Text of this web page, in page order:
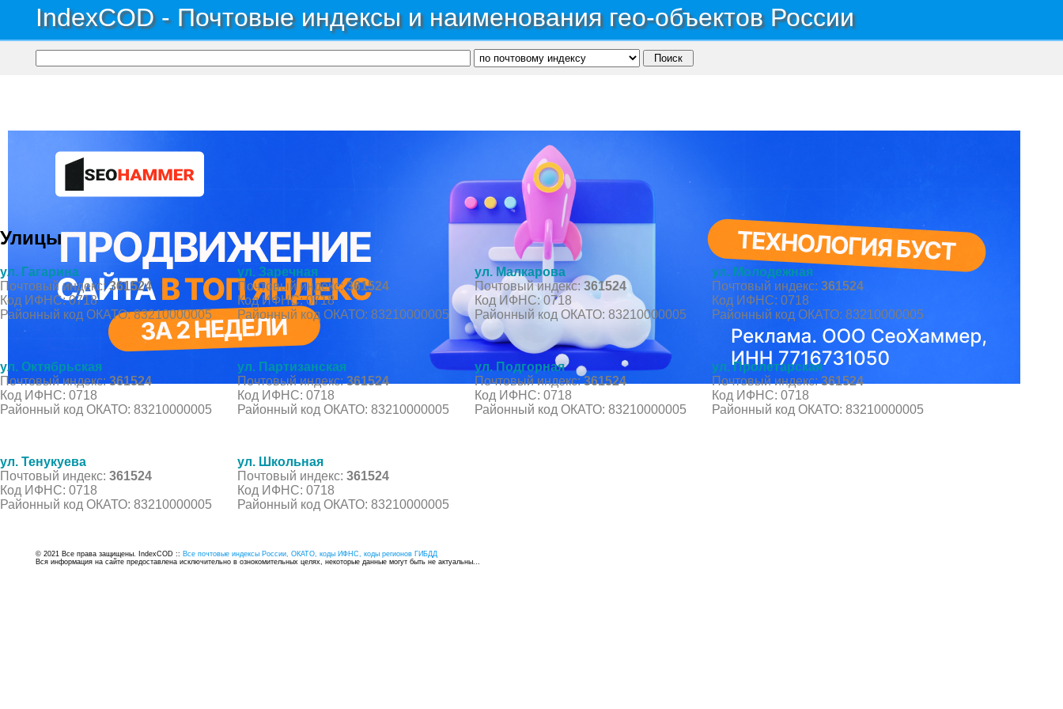
IndexCOD - Почтовые индексы и наименования гео-объектов России
Почтовые индексы России, ОКАТО, коды ИФНС, коды регионов ГИБДД Район Баксанский→
Село Жанхотеко
Улицы
ул. Гагарина
Почтовый индекс:361524
Код ИФНС: 0718
Районный код ОКАТО: 83210000005
ул. Заречная
Почтовый индекс:361524
Код ИФНС: 0718
Районный код ОКАТО: 83210000005
ул. Малкарова
Почтовый индекс: 361524
Код ИФНС: 0718
Районный код ОКАТО: 83210000005
ул. Молодежная
Почтовый индекс: 361524
Код ИФНС: 0718
Районный код ОКАТО: 83210000005
ул. Октябрьская
Почтовый индекс:361524
Код ИФНС: 0718
Районный код ОКАТО: 83210000005
ул. Партизанская
Почтовый индекс:361524
Код ИФНС: 0718
Районный код ОКАТО: 83210000005
ул. Подгорная
Почтовый индекс:361524
Код ИФНС: 0718
Районный код ОКАТО: 83210000005
ул. Пролетарская
Почтовый индекс:361524
Код ИФНС: 0718
Районный код ОКАТО: 83210000005
ул. Тенукуева
Почтовый индекс: 361524
Код ИФНС: 0718
Районный код ОКАТО: 83210000005
ул. Школьная
Почтовый индекс: 361524
Код ИФНС: 0718
Районный код ОКАТО: 83210000005
© 2021 Все права защищены. IndexCOD :: Все почтовые индексы России, ОКАТО, коды ИФНС, коды регионов ГИБДД
Вся информация на сайте предоставлена исключительно в ознокомительных целях, некоторые данные могут быть не актуальны...